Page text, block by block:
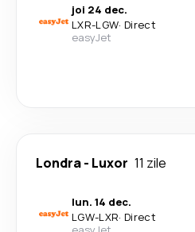
joi 24 dec.
LXR-LGW· Direct
easyJet
Londra- Luxor 11 zile
lun. 14 dec.
LGW-LXR· Direct